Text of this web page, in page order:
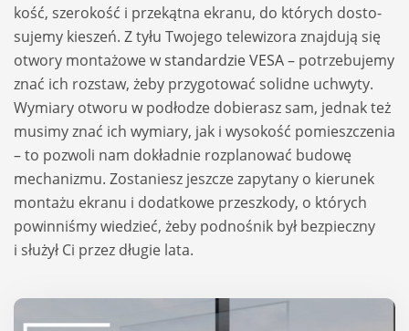
kość, sze­ro­kość i prze­kątna ekranu, do któ­rych dosto­
su­jemy kie­szeń. Z tyłu Two­jego tele­wi­zora znaj­dują się
otwory mon­ta­żowe wstan­dar­dzie VESA– potrze­bu­jemy
znać ich roz­staw, żeby przy­go­to­wać solidne uchwyty.
Wymiary otworu w podło­dze dobie­rasz sam, jed­nak też
musimy znać ich wymiary, jak i wyso­kość pomiesz­cze­nia
– to pozwoli nam dokład­nie roz­pla­no­wać budowę
mecha­ni­zmu. Zosta­niesz jesz­cze zapy­tany o kie­ru­nek
mon­tażu ekranu i dodat­kowe prze­szkody, o któ­rych
powin­ni­śmy wie­dzieć, żeby podno­śnik był bez­pieczny
i słu­żył Ci przez dłu­gie lata.